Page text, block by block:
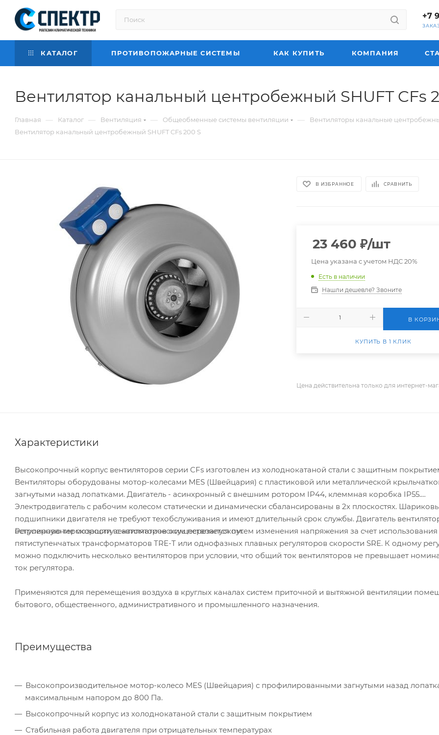
+7
КАТАЛОГ ПРОТИВОПОЖАРНЫЕ СИСТЕМЫ КАК КУПИТЬ КОМПАНИЯ
Вентилятор канальный центробежный SHUFT CFs
Главная — Каталог — Вентиляция — Общеобменные системы вентиляции —
Вентиляторы канальные
Вентилятор канальный центробежный SHUFT CFs 200 S
В ИЗБРАННОЕ СРАВНИТЬ
23 460 ₽/шт
Цена указана с учетом НДС 20%
Есть в наличии
Нашли дешевле? Звоните
В
КУПИТЬ В 1 КЛИК
Цена действительна только для интернет-
Характеристики
Высокопрочный корпус вентиляторов серии CFs изготовлен из холоднокатаной стали с защитным
Вентиляторы оборудованы мотор-колесами МЕS (Швейцария) с пластиковой или металлической
загнутыми назад лопатками. Двигатель - асинхронный с внешним ротором IP44, клеммная коробка IP55.
Электродвигатель с рабочим колесом статически и динамически сбалансированы в 2х плоскостях.
подшипники двигателя не требуют техобслуживания и имеют длительный срок службы. Двигатель
встроенную термозащиту с автоматическим перезапуском.
Регулирование скорости вентиляторов осуществляется путем изменения напряжения за счет использования
пятиступенчатых трансформаторов TRE-T или однофазных плавных регуляторов скорости SRE. К одному
можно подключить несколько вентиляторов при условии, что общий ток вентиляторов не превышает
ток регулятора.
Применяются для перемещения воздуха в круглых каналах систем приточной и вытяжной вентиляции
бытового, общественного, административного и промышленного назначения.
Преимущества
Высокопроизводительное мотор-колесо МЕS (Швейцария) с профилированными загнутыми назад
максимальным напором до 800 Пa.
Высокопрочный корпус из холоднокатаной стали с защитным покрытием
Стабильная работа двигателя при отрицательных температурах